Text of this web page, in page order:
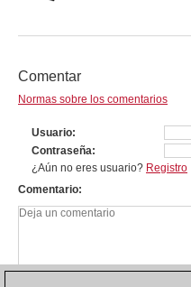
Comentar
Normas sobre los comentarios
Usuario
Contraseña
¿Aún no eres usuario? Registro
Comentario